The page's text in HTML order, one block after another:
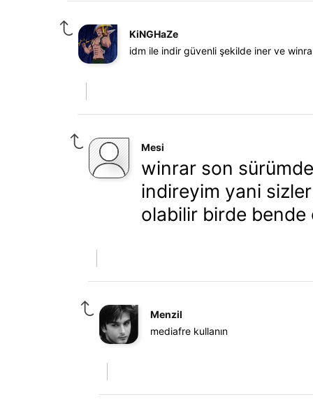
KiNGHaZe
idm ile indir güvenli şekilde iner ve
Mesi
winrar son
indireyim yani
olabilir birde bende
Menzil
mediafre kullanın